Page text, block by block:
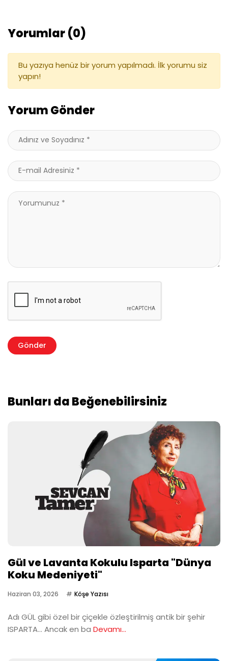
Yorumlar (0)
Bu yazıya henüz bir yorum yapılmadı. İlk yorumu siz
yapın!
Yorum Gönder
Bunları da Beğenebilirsiniz
Gül ve Lavanta Kokulu Isparta "Dünya
Koku Medeniyeti"
Haziran 03, 2026 Köşe Yazısı
Adı GÜL gibi özel bir çiçekle özleştirilmiş antik bir şehir
ISPARTA… Ancak en ba Devamı...